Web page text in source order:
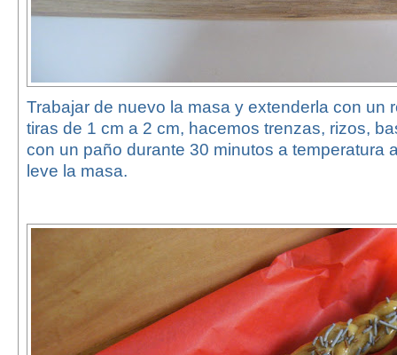
Trabajar de nuevo la masa y extenderla con un
tiras de 1 cm a 2 cm, hacemos trenzas, rizos,
con un paño durante 30 minutos a temperatura
leve la masa.